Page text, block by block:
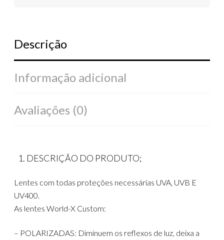
Descrição
Informação adicional
Avaliações (0)
DESCRIÇÃO DO PRODUTO;
Lentes com todas proteções necessárias UVA, UVB E
UV400.
As lentes World-X Custom:
– POLARIZADAS: Diminuem os reflexos de luz, deixa a